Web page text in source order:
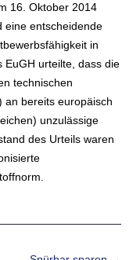
16. Oktober 2014
eine entscheidende
in
EuGH urteilte, dass die
technischen
an bereits europäisch
unzulässige
des Urteils waren